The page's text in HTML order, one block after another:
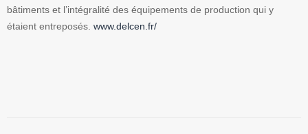
bâtiments et l’intégralité des équipements de production qui y
étaient entreposés. www.delcen.fr/